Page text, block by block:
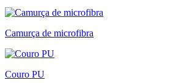
Camurça de microfibra
Couro PU